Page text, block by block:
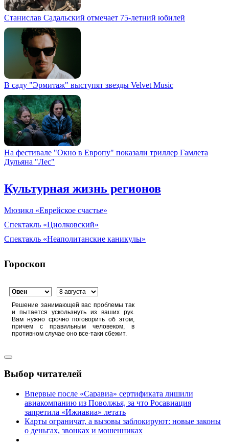
Станислав Садальский отмечает 75-летний юбилей
В саду "Эрмитаж" выступят звезды Velvet Music
На фестивале "Окно в Европу" показали триллер Гамлета
Дульяна "Лес"
Культурная жизнь регионов
Мюзикл «Еврейское счастье»
Спектакль «Циолковский»
Спектакль «Неаполитанские каникулы»
Гороскоп
Решение занимающей вас проблемы так
и пытается ускользнуть из ваших рук.
Вам нужно срочно поговорить об этом,
причем с правильным человеком, в
противном случае оно все-таки сбежит.
Выбор читателей
Впервые после «Саравиа» сертификата лишили
авиакомпанию из Поволжья, за что Росавиация
запретила «Ижиавиа» летать
Карты ограничат, а вызовы заблокируют: новые законы
о деньгах, звонках и мошенниках